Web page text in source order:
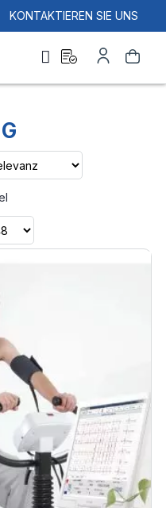
KONTAKTIEREN SIE UNS
Suche
quote
Konto